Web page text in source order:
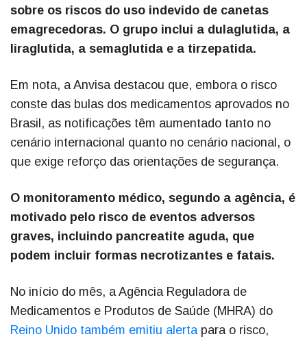
sobre os riscos do uso indevido de canetas
emagrecedoras. O grupo inclui a dulaglutida, a
liraglutida, a semaglutida e a tirzepatida.
Em nota, a Anvisa destacou que, embora o risco
conste das bulas dos medicamentos aprovados no
Brasil, as notificações têm aumentado tanto no
cenário internacional quanto no cenário nacional, o
que exige reforço das orientações de segurança.
O monitoramento médico, segundo a agência, é
motivado pelo risco de eventos adversos
graves, incluindo pancreatite aguda, que
podem incluir formas necrotizantes e fatais.
No início do mês, a Agência Reguladora de
Medicamentos e Produtos de Saúde (MHRA) do
Reino Unido também emitiu alertapara o risco,